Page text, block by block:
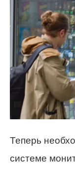
Теперь
системе